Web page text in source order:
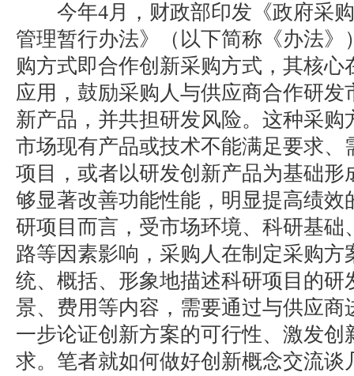
今年4月，财政部印发《政府采购
管理暂行办法》（以下简称《办法》
购方式即合作创新采购方式，其核心
应用，鼓励采购人与供应商合作研发
新产品，并共担研发风险。这种采购
市场现有产品或技术不能满足要求、
项目，或者以研发创新产品为基础形
够显著改善功能性能，明显提高绩效
研项目而言，受市场环境、科研基础
路等因素影响，采购人在制定采购方
统、概括、形象地描述科研项目的研
景、费用等内容，需要通过与供应商
一步论证创新方案的可行性、激发创
求。笔者就如何做好创新概念交流谈